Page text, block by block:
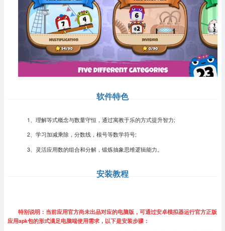
软件特色
1、理解等式概念与数量守恒，通过寓教于乐的方式提升智力;
2、学习加减乘除，分数线，根号等数学符号;
3、灵活应用数的组合和分解，锻炼抽象思维逻辑能力。
安装教程
特别说明：当前应用官方尚未出品对应的电脑版，可通过安卓模拟器运行官方正版
应用apk包的形式满足电脑端使用需求，以下是安装步骤：